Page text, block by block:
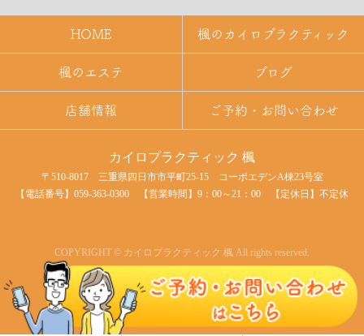
HOME 楓のカイロプラクティック
楓のエステ ブログ
店舗情報 ご予約・お問い合わせ
カイロプラクティック 楓
〒510-8017 三重県四日市市平町25-15 コーポエデンA棟23号室
【電話番号】 059-363-0300 【営業時間】9：00～21：00 【定休日】不定休
COPYRIGHT © カイロプラクティック 楓 All rights reserved.